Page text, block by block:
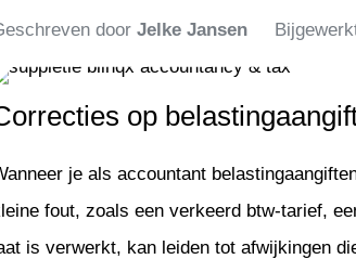
doorJelke Jansen
op
je als accountant
fout, zoals een verkeerd btw-tarief,
is verwerkt, kan leiden tot afwijkingen